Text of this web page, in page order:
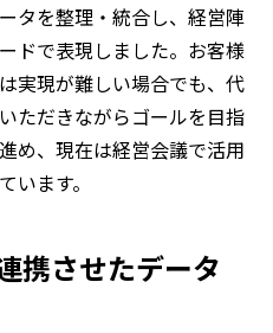
タを整理・統合し、経営陣
ドで表現しました。お客様
実現が難しい場合でも、代
ただきながらゴールを目指
め、現在は経営会議で活用
います。
携させたデータ